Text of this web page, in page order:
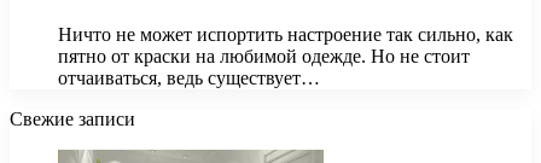
Ничто не может испортить настроение так сильно, как
пятно от краски на любимой одежде. Но не стоит
отчаиваться, ведь существует…
Свежие записи